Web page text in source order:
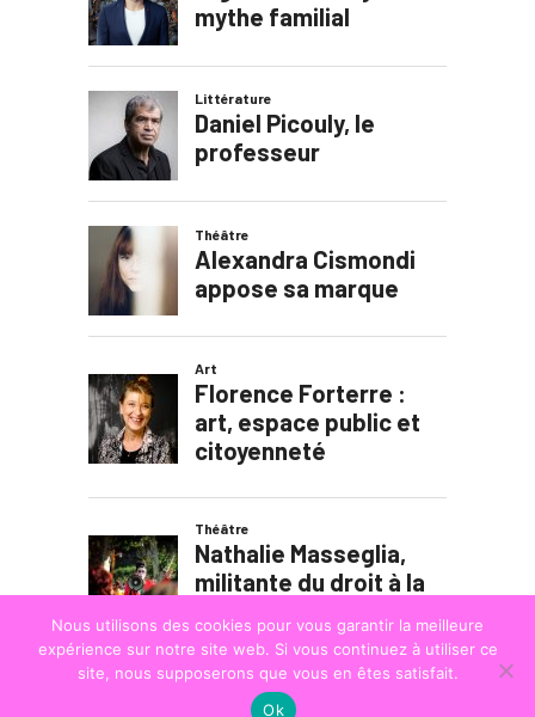
Nous utilisons des cookies pour vous garantir la meilleure
expérience sur notre site web. Si vous continuez à utiliser ce
site, nous supposerons que vous en êtes satisfait.
Ok